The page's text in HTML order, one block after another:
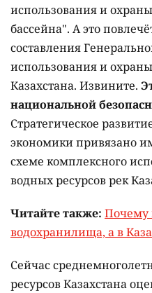
использования и
бассейна". А это
составления
использования и
Казахстана. Извините.
национальной
Стратегическое
экономики привязано
схеме комплексного
водных ресурсов рек
Читайте также: Почему
водохранилища, а в
Сейчас
ресурсов Казахстана